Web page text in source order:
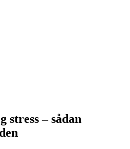
stress – sådan